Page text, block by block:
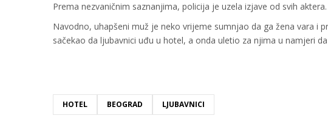
Prema nezvaničnim saznanjima, policija je uzela izjave od svih aktera.
Navodno, uhapšeni muž je neko vrijeme sumnjao da ga žena vara i
sačekao da ljubavnici uđu u hotel, a onda uletio za njima u namjeri
HOTEL BEOGRAD LJUBAVNICI